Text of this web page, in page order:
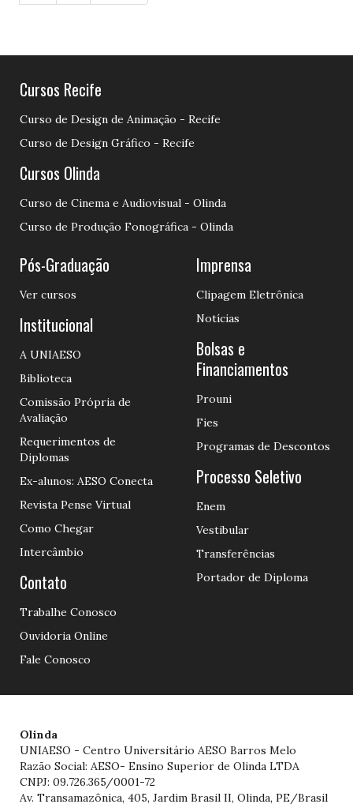
Cursos Recife
Curso de Design de Animação - Recife
Curso de Design Gráfico - Recife
Cursos Olinda
Curso de Cinema e Audiovisual - Olinda
Curso de Produção Fonográfica - Olinda
Pós-Graduação
Ver cursos
Institucional
A UNIAESO
Biblioteca
Comissão Própria de
Avaliação
Requerimentos de
Diplomas
Ex-alunos: AESO Conecta
Revista Pense Virtual
Como Chegar
Intercâmbio
Contato
Trabalhe Conosco
Ouvidoria Online
Fale Conosco
Imprensa
Clipagem Eletrônica
Notícias
Bolsas e
Financiamentos
Prouni
Fies
Programas de Descontos
Processo Seletivo
Enem
Vestibular
Transferências
Portador de Diploma
Olinda
UNIAESO - Centro Universitário AESO Barros Melo
Razão Social: AESO- Ensino Superior de Olinda LTDA
CNPJ: 09.726.365/0001-72
Av. Transamazônica, 405, Jardim Brasil II, Olinda, PE/Brasil